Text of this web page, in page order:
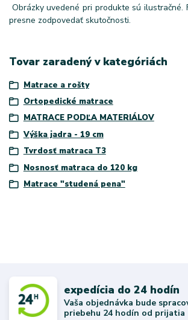
Obrázky uvedené pri produkte sú ilustračné.
presne zodpovedať skutočnosti.
Tovar zaradený v kategóriách
Matrace a rošty
Ortopedické matrace
MATRACE PODĽA MATERIÁLOV
Výška jadra - 19 cm
Tvrdosť matraca T3
Nosnosť matraca do 120 kg
Matrace "studená pena"
expedícia do 24 hodín
Vaša objednávka bude
priebehu 24 hodín od prijatia